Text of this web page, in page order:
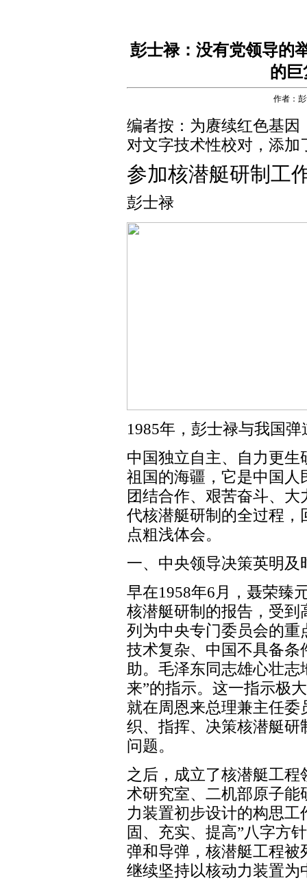
彭士禄：没有党领导的
的
作者：
编者按： 为赓续红色基因
对文字技术性校对，添加
参加核潜艇研制工
彭士禄
1985年，彭士禄与我国
中国独立自主、自力更
祖国的海疆，它是中国
团结合作、艰苦奋斗、
代核潜艇研制的全过程
点粗浅体会。
一、中央领导决策英明
早在1958年6月，聂荣臻
核潜艇研制的报告，受
列为中央专门委员会的重
技术复杂、中国不具备
助。毛泽东同志雄心壮志
来”的指示。这一指示极
就在周恩来总理兼主任
织、指挥、决策核潜艇
问题。
之后，成立了核潜艇工
术研究室、二机部原子
力装置初步设计的构思工
固、充实、提高”八字方
弹和导弹，核潜艇工程
继续坚持以核动力装置